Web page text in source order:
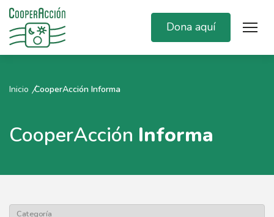
Dona aquí
Inicio CooperAcción Informa
CooperAcción Informa
Categoría